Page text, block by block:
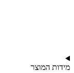
מידות המוצר